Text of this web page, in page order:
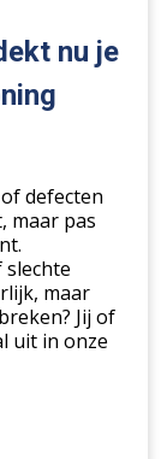
nu je
defecten
maar pas
maar
Jij of
uit in onze